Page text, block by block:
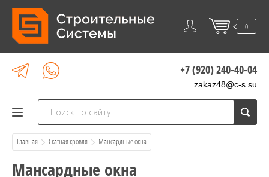
0
+7 (920) 240-40-04
zakaz48@c-s.su
Главная Скатная кровля
  Мансардные окна
Мансардные окна